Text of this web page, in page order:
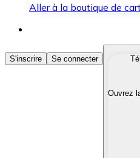
Aller à la boutique de
Acheter des
Achetez les
Convertissez vos
S'inscrire Se connecter
Ouvrez